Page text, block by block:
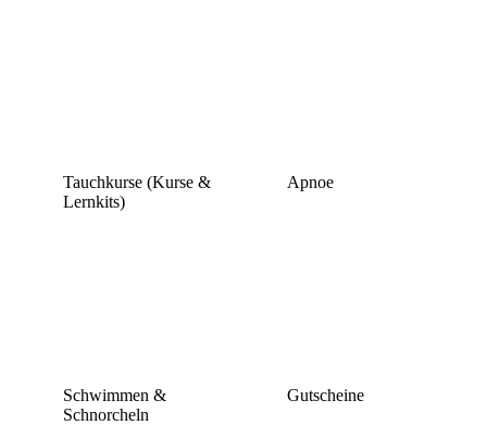
Tauchkurse (Kurse &
Lernkits)
Apnoe
Schwimmen &
Schnorcheln
Gutscheine